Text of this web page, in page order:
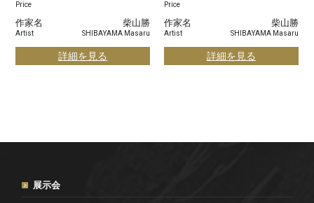
Price
作家名
Artist
柴山勝
SHIBAYAMA Masaru
詳細を見る
Price
作家名
Artist
柴山勝
SHIBAYAMA Masaru
詳細を見る
展示会